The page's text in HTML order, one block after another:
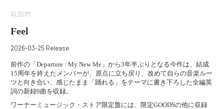
ALBUM
Feel
2026-03-25 Release
前作の「Departure : My New Me」から3年半ぶりとなる今作は、結成
15周年を終えたメンバーが、原点に立ち戻り、改めて自らの音楽ルー
ツと向き合い、感じたまま「踊れる」をテーマに書き下ろした全編英
詞の新録9曲を収録。
ワーナーミュージック・ストア限定盤には、限定GOODSの他に収録